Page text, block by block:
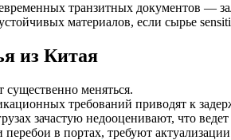
транзитных документов —
материалов, если сырье
из Китая
меняться.
требований приводят к
зачастую недооценивают, что
в портах, требуют